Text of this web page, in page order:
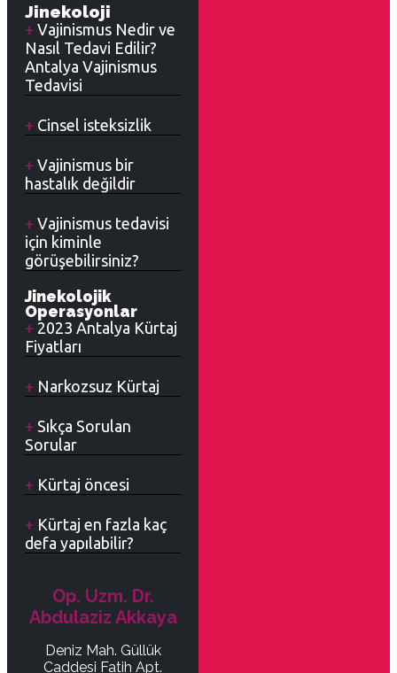
Jinekoloji
Vajinismus Nedir ve
Nasıl Tedavi Edilir?
Antalya Vajinismus
Tedavisi
Cinsel isteksizlik
Vajinismus bir
hastalık değildir
Vajinismus tedavisi
için kiminle
görüşebilirsiniz?
Jinekolojik
Operasyonlar
2023 Antalya Kürtaj
Fiyatları
Narkozsuz Kürtaj
Sıkça Sorulan
Sorular
Kürtaj öncesi
Kürtaj en fazla kaç
defa yapılabilir?
Op. Uzm. Dr.
Abdulaziz Akkaya
Deniz Mah. Güllük
Caddesi Fatih Apt.